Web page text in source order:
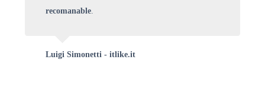
recomanable.
Luigi Simonetti - itlike.it